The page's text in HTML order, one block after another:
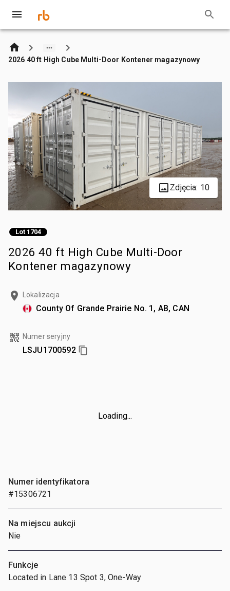
2026 40 ft High Cube Multi-Door Kontener magazynowy
Zdjęcia: 10
Lot 1704
2026 40 ft High Cube Multi-Door
Kontener magazynowy
Lokalizacja
County Of Grande Prairie No. 1, AB, CAN
Numer seryjny
LSJU1700592
Loading...
Numer identyfikatora
#15306721
Na miejscu aukcji
Nie
Funkcje
Located in Lane 13 Spot 3, One-Way